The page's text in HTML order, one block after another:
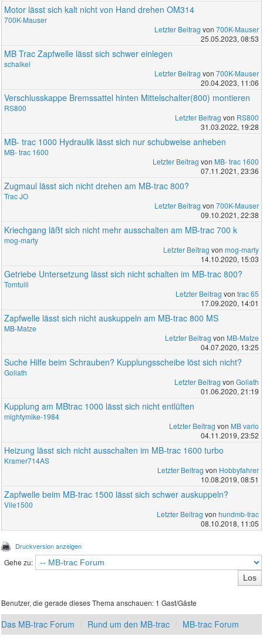
Motor lässt sich kalt nicht von Hand drehen OM314
700K-Mauser
Letzter Beitrag von 700K-Mauser
25.05.2023, 08:53
MB Trac Zapfwelle lässt sich schwer einlegen
schalkei
Letzter Beitrag von 700K-Mauser
20.04.2023, 11:06
Verschlusskappe Bremssattel hinten Mittelschalter(800) montieren
RS800
Letzter Beitrag von RS800
31.03.2022, 19:28
MB- trac 1000 Hydraulik lässt sich nur schubweise anheben
MB- trac 1600
Letzter Beitrag von MB- trac 1600
07.11.2021, 23:36
Zugmaul lässt sich nicht drehen am MB-trac 800?
Trac JO
Letzter Beitrag von 700K-Mauser
09.10.2021, 22:38
Kriechgang läßt sich nicht mehr ausschalten am MB-trac 700 k
mog-marty
Letzter Beitrag von mog-marty
14.10.2020, 15:03
Getriebe Untersetzung lässt sich nicht schalten im MB-trac 800?
Tomtulli
Letzter Beitrag von trac 65
17.09.2020, 14:01
Zapfwelle lässt sich nicht auskuppeln am MB-trac 800 MS
MB-Matze
Letzter Beitrag von MB-Matze
04.07.2020, 13:25
Suche Hilfe beim Schrauben? Kupplungsscheibe löst sich nicht?
Goliath
Letzter Beitrag von Goliath
01.06.2020, 21:19
Kupplung am MBtrac 1000 lässt sich nicht entlüften
mightymike-1984
Letzter Beitrag von MB vario
04.11.2019, 23:52
Heizung lässt sich nicht ausschalten im MB-trac 1600 turbo
Kramer714AS
Letzter Beitrag von Hobbyfahrer
10.08.2019, 08:51
Zapfwelle beim MB-trac 1500 lässt sich schwer auskuppeln?
Vile1500
Letzter Beitrag von hundmb-trac
08.10.2018, 11:05
Druckversion anzeigen
Gehe zu:
Benutzer, die gerade dieses Thema anschauen: 1 Gast/Gäste
Das MB-trac Forum Rund um den MB-trac MB-trac Forum